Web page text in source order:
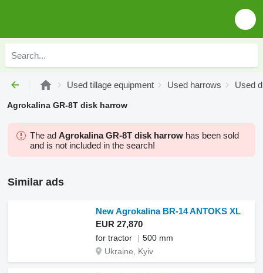
Used tillage equipment Used harrows Used
Agrokalina GR-8T disk harrow
The ad Agrokalina GR-8T disk harrow has been sold
and is not included in the search!
Similar ads
New Agrokalina BR-14 ANTOKS XL
EUR 27,870
for tractor
500 mm
Ukraine, Kyiv